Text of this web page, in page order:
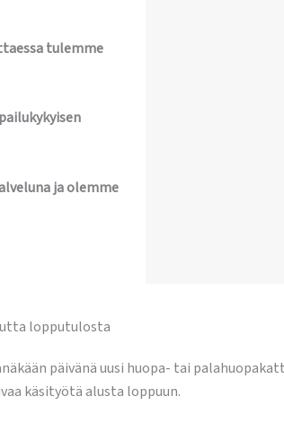
tulemme
ja olemme
lopputulosta
päivänä uusi huopa- tai
käsityötä alusta loppuun.